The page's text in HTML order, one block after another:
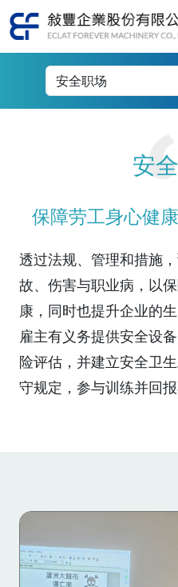
人力资源
安
保障劳工身心健
透过法规、管理和措施
故、伤害与职业病，以
康，同时也提升企业的
雇主有义务提供安全设
险评估，并建立安全卫
守规定，参与训练并回报